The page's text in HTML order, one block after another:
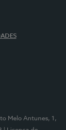
Melo Antunes, 1,